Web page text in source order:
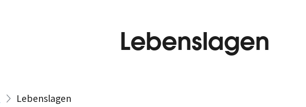
Lebenslagen
Lebenslagen